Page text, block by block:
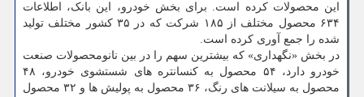
این محصولات کرده است. برای بخش خودرو، این بانک، اطلاعات
۶۳۴ محصول مختلف از ۱۸۵ شرکت که در ۳۵ کشور مختلف تولید
شده را جمع آوری کرده است.
در بخش «نگهداری» که بیشترین سهم را در بین نانومحصولات صنعت
خودرو دارد، ۵۴ محصول به کنسانتره های شستشوی خودرو، ۴۸
محصول به سیلانت های رنگ، ۳۶ محصول به پولیش ها و ۳۲ محصول